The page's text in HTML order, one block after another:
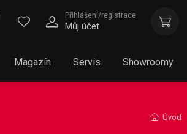
Přihlášení/registrace
Můj účet
Magazín Servis Showroomy
Úvod